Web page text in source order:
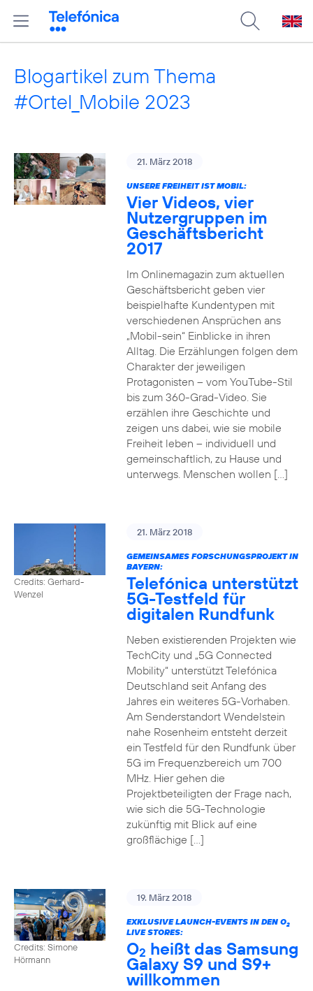
Blogartikel zum Thema
#Ortel_Mobile 2023
21. März 2018
UNSERE FREIHEIT IST MOBIL:
Vier Videos, vier
Nutzergruppen im
Geschäftsbericht
2017
Im Onlinemagazin zum aktuellen
Geschäftsbericht geben vier
beispielhafte Kundentypen mit
verschiedenen Ansprüchen ans
„Mobil-sein“ Einblicke in ihren
Alltag. Die Erzählungen folgen dem
Charakter der jeweiligen
Protagonisten – vom YouTube-Stil
bis zum 360-Grad-Video. Sie
erzählen ihre Geschichte und
zeigen uns dabei, wie sie mobile
Freiheit leben – individuell und
gemeinschaftlich, zu Hause und
unterwegs. Menschen wollen […]
Credits: Gerhard-
Wenzel
21. März 2018
GEMEINSAMES FORSCHUNGSPROJEKT IN
BAYERN:
Telefónica unterstützt
5G-Testfeld für
digitalen Rundfunk
Neben existierenden Projekten wie
TechCity und „5G Connected
Mobility“ unterstützt Telefónica
Deutschland seit Anfang des
Jahres ein weiteres 5G-Vorhaben.
Am Senderstandort Wendelstein
nahe Rosenheim entsteht derzeit
ein Testfeld für den Rundfunk über
5G im Frequenzbereich um 700
MHz. Hier gehen die
Projektbeteiligten der Frage nach,
wie sich die 5G-Technologie
zukünftig mit Blick auf eine
großflächige […]
Credits: Simone
Hörmann
19. März 2018
EXKLUSIVE LAUNCH-EVENTS IN DEN O2
LIVE STORES:
O2 heißt das Samsung
Galaxy S9 und S9+
willkommen